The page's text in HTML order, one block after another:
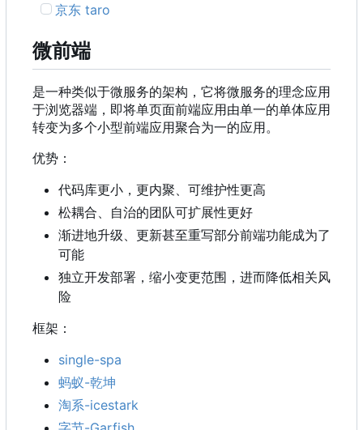
京东 taro
微前端
是一种类似于微服务的架构，它将微服务的理念应用
于浏览器端，即将单页面前端应用由单一的单体应用
转变为多个小型前端应用聚合为一的应用。
优势：
代码库更小，更内聚、可维护性更高
松耦合、自治的团队可扩展性更好
渐进地升级、更新甚至重写部分前端功能成为了
可能
独立开发部署，缩小变更范围，进而降低相关风
险
框架：
single-spa
蚂蚁-乾坤
淘系-icestark